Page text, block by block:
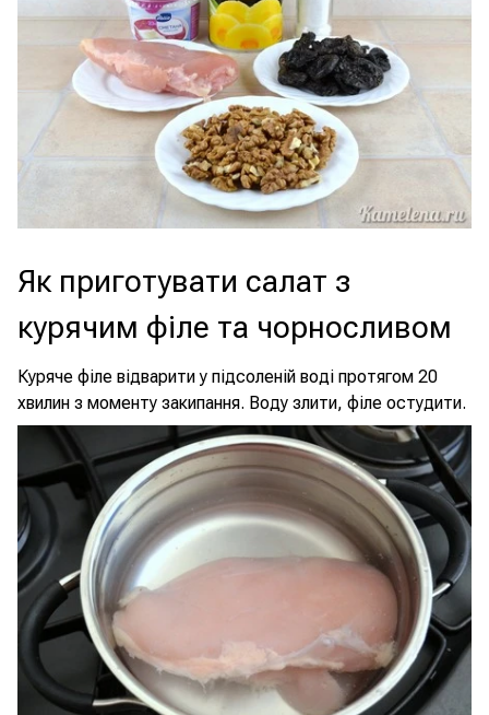
Як приготувати салат з
курячим філе та чорносливом
Куряче філе відварити у підсоленій воді протягом 20
хвилин з моменту закипання. Воду злити, філе остудити.